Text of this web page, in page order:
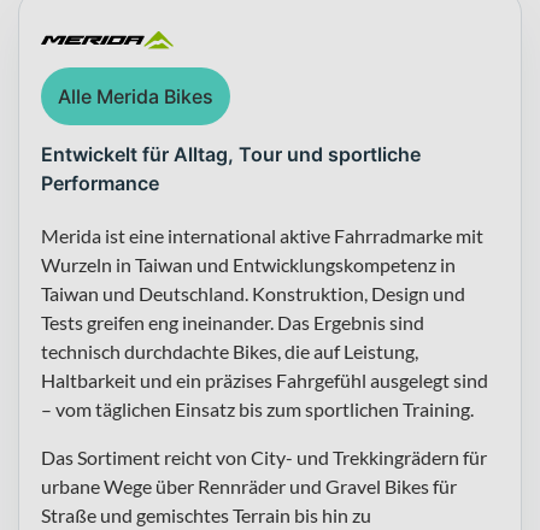
Alle Merida Bikes
Entwickelt für Alltag, Tour und sportliche
Performance
Merida ist eine international aktive Fahrradmarke mit
Wurzeln in Taiwan und Entwicklungskompetenz in
Taiwan und Deutschland. Konstruktion, Design und
Tests greifen eng ineinander. Das Ergebnis sind
technisch durchdachte Bikes, die auf Leistung,
Haltbarkeit und ein präzises Fahrgefühl ausgelegt sind
– vom täglichen Einsatz bis zum sportlichen Training.
Das Sortiment reicht von City- und Trekkingrädern für
urbane Wege über Rennräder und Gravel Bikes für
Straße und gemischtes Terrain bis hin zu